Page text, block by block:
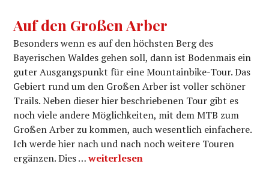
Auf den Großen Arber
Besonders wenn es auf den höchsten Berg des
Bayerischen Waldes gehen soll, dann ist Bodenmais ein
guter Ausgangspunkt für eine Mountainbike-Tour. Das
Gebiert rund um den Großen Arber ist voller schöner
Trails. Neben dieser hier beschriebenen Tour gibt es
noch viele andere Möglichkeiten, mit dem MTB zum
Großen Arber zu kommen, auch wesentlich einfachere.
Ich werde hier nach und nach noch weitere Touren
ergänzen. Dies …Auf den Großen Arber
weiterlesen